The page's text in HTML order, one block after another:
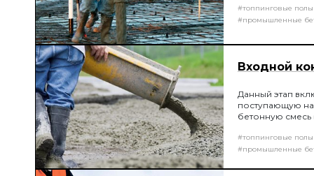
#топпинговые полы
#промышленные
Входной
Данный этап
поступающую
бетонную
Абрамса.
#топпинговые полы
#промышленные